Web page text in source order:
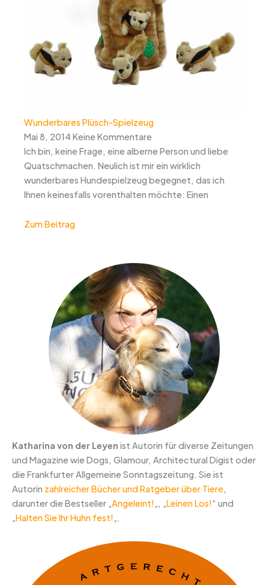
Wunderbares Plüsch-Spielzeug
Mai 8, 2014 Keine Kommentare
Ich bin, keine Frage, eine alberne Person und liebe
Quatschmachen. Neulich ist mir ein wirklich
wunderbares Hundespielzeug begegnet, das ich
Ihnen keinesfalls vorenthalten möchte: Einen
Zum Beitrag
Katharina von der Leyen ist Autorin für diverse Zeitungen
und Magazine wie Dogs, Glamour, Architectural Digist oder
die Frankfurter Allgemeine Sonntagszeitung. Sie ist
Autorin zahlreicher Bücher und Ratgeber über Tiere,
darunter die Bestseller „Angeleint!„, „Leinen Los!“ und
„Halten Sie Ihr Huhn fest!„.